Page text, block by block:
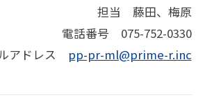
担当 藤田、梅原
電話番号 075-752-0330
アドレス
pp-pr-ml@prime-r.inc